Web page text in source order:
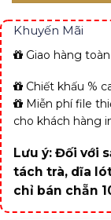
Khuyến Mãi
Giao hàng
Chiết khấu %
Miễn phí file
cho khách hàng
Lưu ý: Đối với
tách trà, dĩa
chỉ bán chẵn